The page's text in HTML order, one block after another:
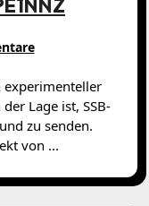
Lage ist, SSB-
zu senden.
von ...